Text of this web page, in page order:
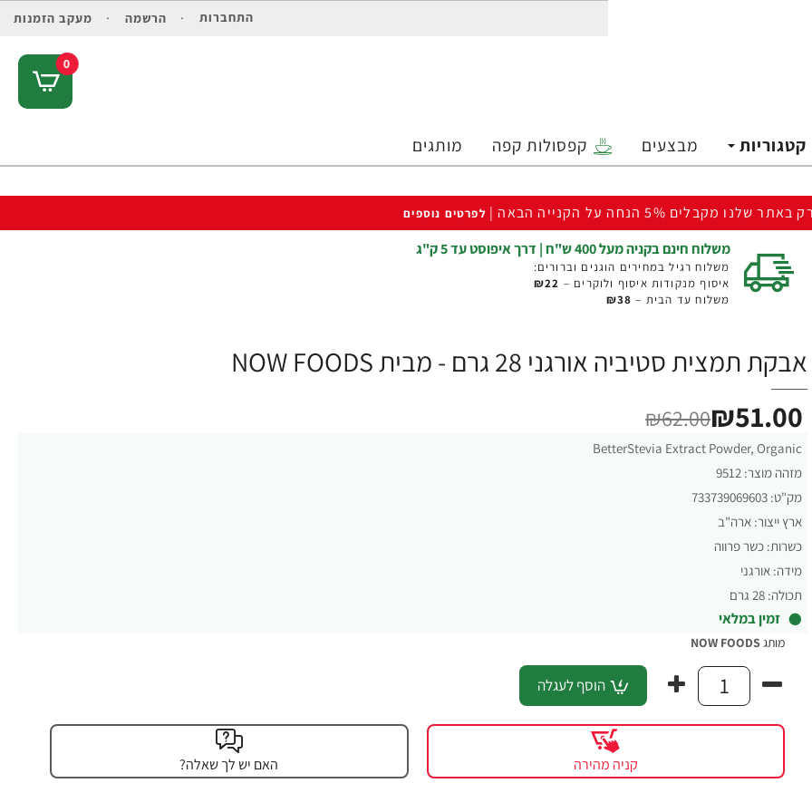
התחברות הרשמה מעקב הזמנות
0
קטגוריות מבצעים קפסולות קפה מותגים
באתר שלנו מקבלים 5% הנחה על הקנייה הבאה | לפרטים נוספים
משלוח חינם בקניה מעל 400 ש"ח | דרך איפוסט עד 5 ק"ג
משלוח רגיל במחירים הוגנים וברורים:
איסוף מנקודות איסוף ולוקרים – ₪22
משלוח עד הבית – ₪38
אבקת תמצית סטיביה אורגני 28 גרם - מבית NOW FOODS
BetterStevia Extract Powder, Organic
מזהה מוצר: 9512
מק"ט: 733739069603
ארץ ייצור: ארה"ב
כשרות: כשר פרווה
מידה: אורגני
תכולה: 28 גרם
זמין במלאי
₪51.00
₪62.00
מותגNOW FOODS
הוסף לעגלה
קניה מהירה האם יש לך שאלה?